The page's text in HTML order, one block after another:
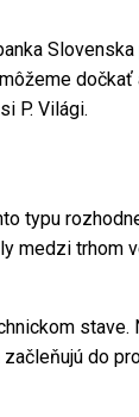
dočkať
P. Világi.
typu
medzi trhom
stave.
do